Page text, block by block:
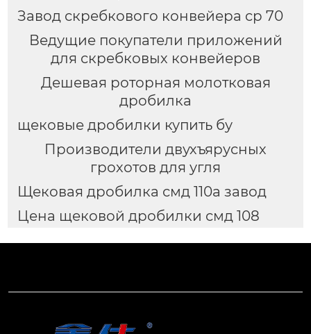
Завод скребкового конвейера cp 70
Ведущие покупатели приложений
для скребковых конвейеров
Дешевая роторная молотковая
дробилка
щековые дробилки купить бу
Производители двухъярусных
грохотов для угля
Щековая дробилка смд 110а завод
Цена щековой дробилки смд 108